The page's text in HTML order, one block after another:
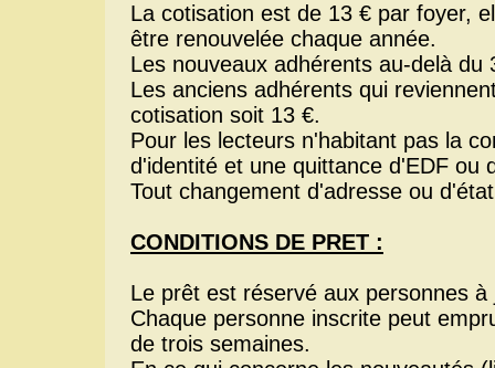
La cotisation est de 13 € par foyer,
être renouvelée chaque année.
Les nouveaux adhérents au-delà
Les anciens adhérents qui
cotisation soit 13 €.
Pour les lecteurs n'habitant pas la
d'identité et une quittance d'EDF ou
Tout changement d'adresse ou
CONDITIONS DE PRET :
Le prêt est réservé aux personnes
Chaque personne inscrite peut
de trois semaines.